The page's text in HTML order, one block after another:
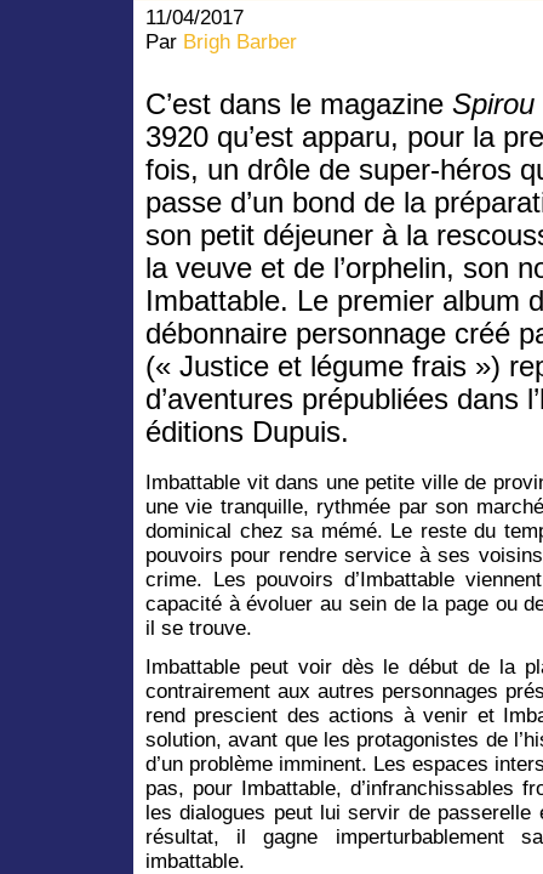
11/04/2017
Par Brigh Barber
C’est dans le magazine Spirou
3920 qu’est apparu, pour la
fois, un drôle de super-héros
passe d’un bond de la
son petit déjeuner à la
la veuve et de l’orphelin, son
Imbattable. Le premier album
débonnaire personnage créé
(« Justice et légume frais »)
d’aventures prépubliées dans
éditions Dupuis.
Imbattable vit dans une petite ville de
une vie tranquille, rythmée par son
dominical chez sa mémé. Le reste du
pouvoirs pour rendre service à ses
crime. Les pouvoirs d’Imbattable
capacité à évoluer au sein de la page ou
il se trouve.
Imbattable peut voir dès le début de la
contrairement aux autres personnages
rend prescient des actions à venir et
solution, avant que les protagonistes de
d’un problème imminent. Les espaces
pas, pour Imbattable, d’infranchissables
les dialogues peut lui servir de
résultat, il gagne imperturbablement
imbattable.